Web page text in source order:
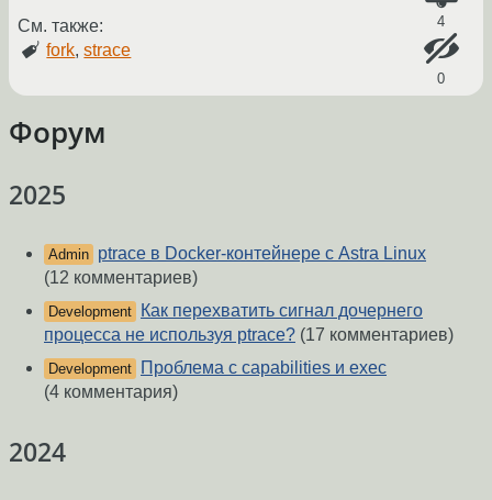
4
0
См. также:
fork,strace
Форум
2025
Admin ptrace в Docker-контейнере с Astra Linux
(12 комментариев)
Development
Как перехватить сигнал дочернего
процесса не используя ptrace? (17 комментариев)
Development
Проблема с capabilities и exec
(4 комментария)
2024